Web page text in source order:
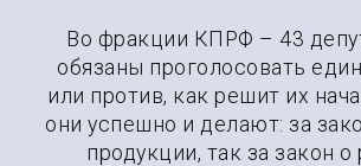
Во фракции КПРФ – 43
обязаны проголосовать
или против, как решит их
они успешно и делают: за
продукции, так за закон о